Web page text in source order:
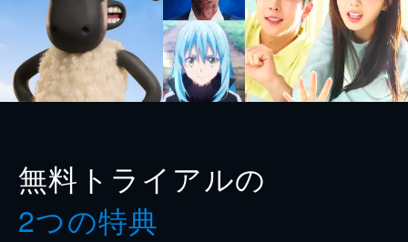
無料トライアルの
2つの特典